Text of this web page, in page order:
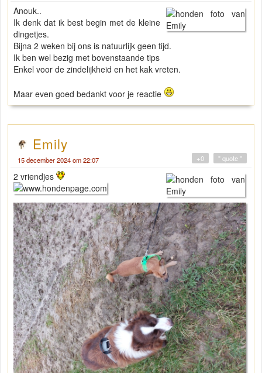
Anouk..
Ik denk dat ik best begin met de kleine
dingetjes.
Bijna 2 weken bij ons is natuurlijk geen tijd.
Ik ben wel bezig met bovenstaande tips
Enkel voor de zindelijkheid en het kak vreten.
Maar even goed bedankt voor je reactie
Emily
15 december 2024 om 22:07 " quote "
+0
2 vriendjes